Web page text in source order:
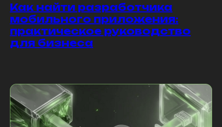
Как найти разработчика
мобильного приложения:
практическое руководство
для бизнеса